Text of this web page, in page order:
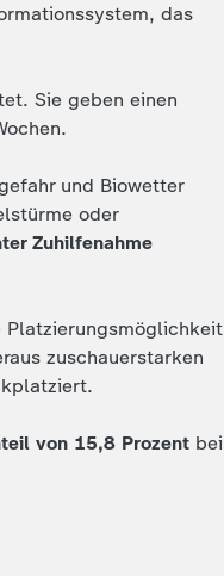
das
Sie geben einen
und Biowetter
oder
Zuhilfenahme
Platzierungsmöglichkeit
zuschauerstarken
von 15,8 Prozent bei